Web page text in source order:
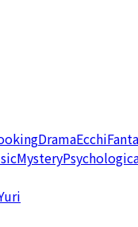
DramaEcchi
Mystery